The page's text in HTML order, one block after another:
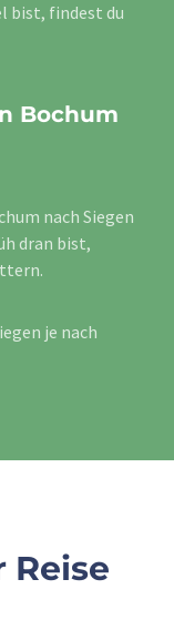
bist, findest du
Bochum
nach Siegen
dran bist,
je nach
Reise